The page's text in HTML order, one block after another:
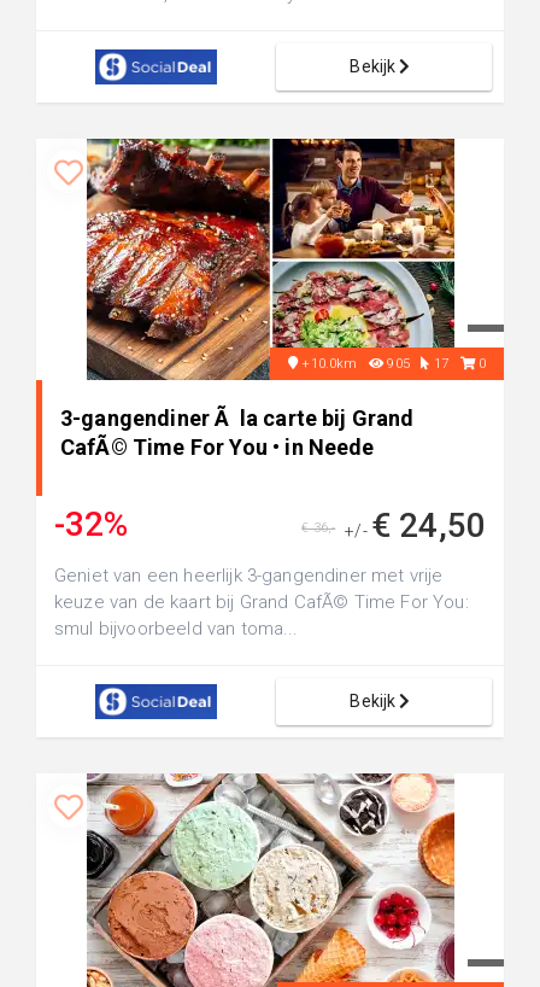
Bekijk
+10.0km 905 17 0
3-gangendiner Ã la carte bij Grand
CafÃ© Time For You • in Neede
-32% +/- € 24,50
€ 36,-
Geniet van een heerlijk 3-gangendiner met vrije
keuze van de kaart bij Grand CafÃ© Time For You:
smul bijvoorbeeld van toma...
Bekijk